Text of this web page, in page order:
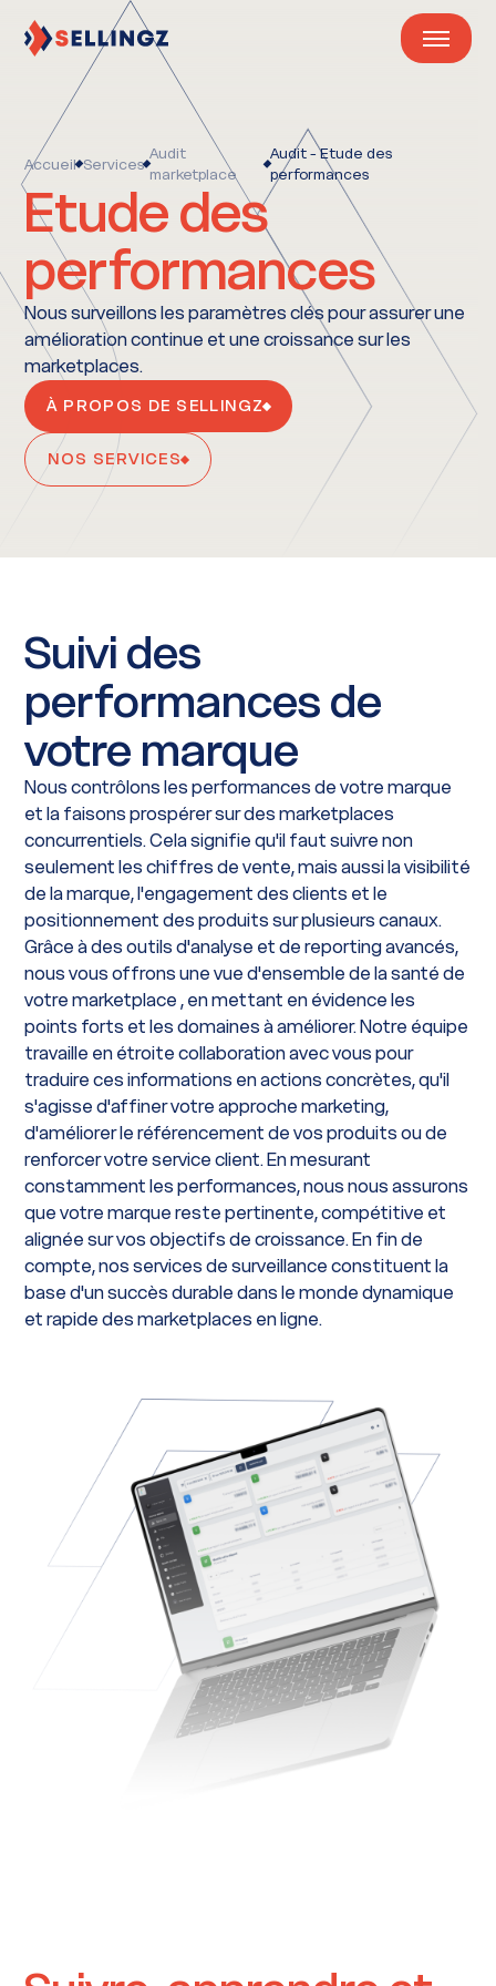
Accueil Services
Audit
marketplace
Audit - Etude des
performances
Etude des
performances
Nous surveillons les paramètres clés pour assurer une
amélioration continue et une croissance sur les
marketplaces.
À PROPOS DE SELLINGZ
NOS SERVICES
Suivi des
performances de
votre marque
Nous contrôlons les performances de votre marque
et la faisons prospérer sur des marketplaces
concurrentiels. Cela signifie qu'il faut suivre non
seulement les chiffres de vente, mais aussi la visibilité
de la marque, l'engagement des clients et le
positionnement des produits sur plusieurs canaux.
Grâce à des outils d'analyse et de reporting avancés,
nous vous offrons une vue d'ensemble de la santé de
votre marketplace , en mettant en évidence les
points forts et les domaines à améliorer. Notre équipe
travaille en étroite collaboration avec vous pour
traduire ces informations en actions concrètes, qu'il
s'agisse d'affiner votre approche marketing,
d'améliorer le référencement de vos produits ou de
renforcer votre service client. En mesurant
constamment les performances, nous nous assurons
que votre marque reste pertinente, compétitive et
alignée sur vos objectifs de croissance. En fin de
compte, nos services de surveillance constituent la
base d'un succès durable dans le monde dynamique
et rapide des marketplaces en ligne.